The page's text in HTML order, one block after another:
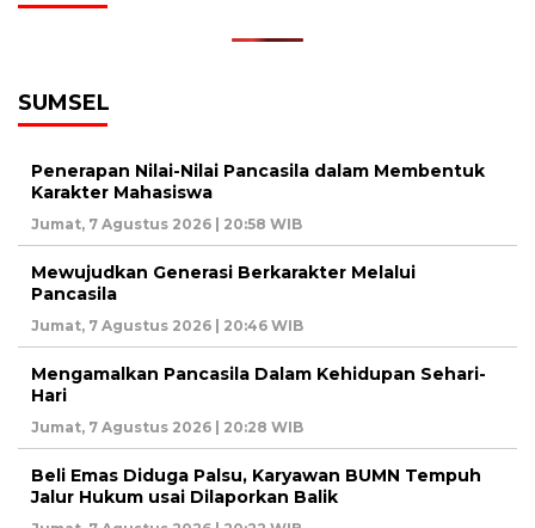
SUMSEL
Penerapan Nilai-Nilai Pancasila dalam Membentuk
Karakter Mahasiswa
Jumat, 7 Agustus 2026 | 20:58 WIB
Mewujudkan Generasi Berkarakter Melalui
Pancasila
Jumat, 7 Agustus 2026 | 20:46 WIB
Mengamalkan Pancasila Dalam Kehidupan Sehari-
Hari
Jumat, 7 Agustus 2026 | 20:28 WIB
Beli Emas Diduga Palsu, Karyawan BUMN Tempuh
Jalur Hukum usai Dilaporkan Balik